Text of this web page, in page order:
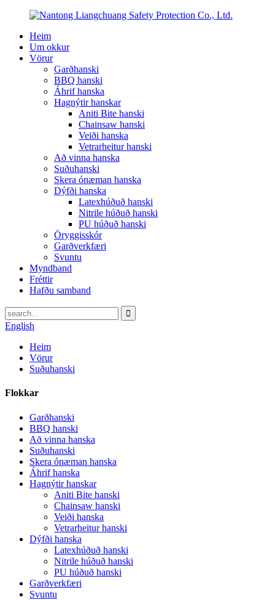
Heim
Um okkur
Vörur
Garðhanski
BBQ hanski
Áhrif hanska
Hagnýtir hanskar
Aniti Bite hanski
Chainsaw hanski
Veiði hanska
Vetrarheitur hanski
Að vinna hanska
Suðuhanski
Skera ónæman hanska
Dýfði hanska
Latexhúðuð hanski
Nitrile húðuð hanski
PU húðuð hanski
Öryggisskór
Garðverkfæri
Svuntu
Myndband
Fréttir
Hafðu samband
English
Heim
Vörur
Suðuhanski
Flokkar
Garðhanski
BBQ hanski
Að vinna hanska
Suðuhanski
Skera ónæman hanska
Áhrif hanska
Hagnýtir hanskar
Aniti Bite hanski
Chainsaw hanski
Veiði hanska
Vetrarheitur hanski
Dýfði hanska
Latexhúðuð hanski
Nitrile húðuð hanski
PU húðuð hanski
Garðverkfæri
Svuntu